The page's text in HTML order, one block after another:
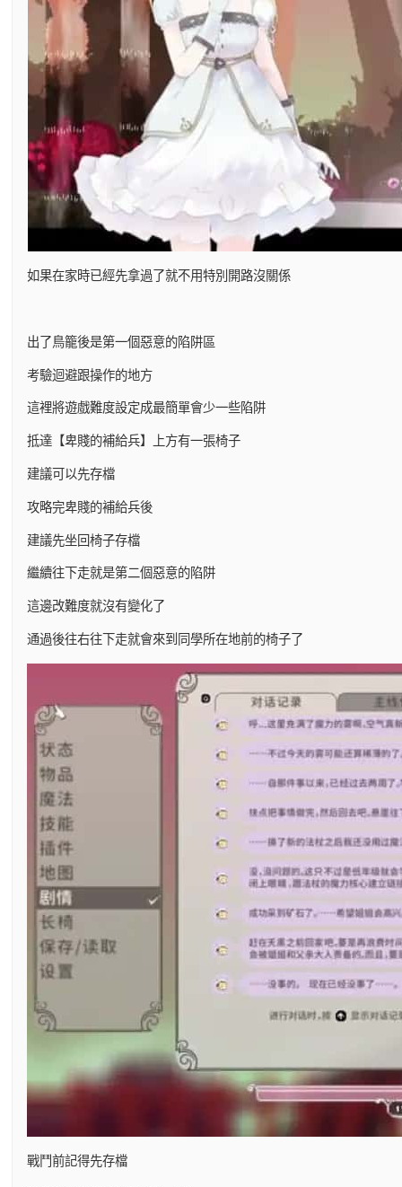
如果在家時已經先拿過了就不用特別開路沒關係
出了鳥籠後是第一個惡意的陷阱區
考驗迴避跟操作的地方
這裡將遊戲難度設定成最簡單會少一些陷阱
抵達【卑賤的補給兵】上方有一張椅子
建議可以先存檔
攻略完卑賤的補給兵後
建議先坐回椅子存檔
繼續往下走就是第二個惡意的陷阱
這邊改難度就沒有變化了
通過後往右往下走就會來到同學所在地前的椅子了
戰鬥前記得先存檔